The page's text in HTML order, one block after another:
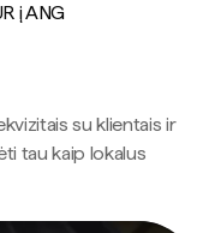
į ANG
su klientais ir
tau kaip lokalus